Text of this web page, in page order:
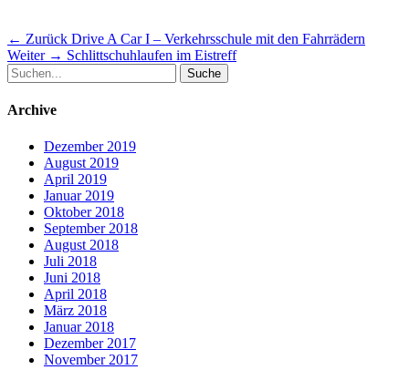
Beitragsnavigation
← Zurück Vorheriger
Beitrag:
Drive A Car I – Verkehrsschule mit den Fahrrädern
Weiter → Nächster
Schlittschuhlaufen im Eistreff
Suche
nach:
Archive
Dezember 2019
August 2019
April 2019
Januar 2019
Oktober 2018
September 2018
August 2018
Juli 2018
Juni 2018
April 2018
März 2018
Januar 2018
Dezember 2017
November 2017